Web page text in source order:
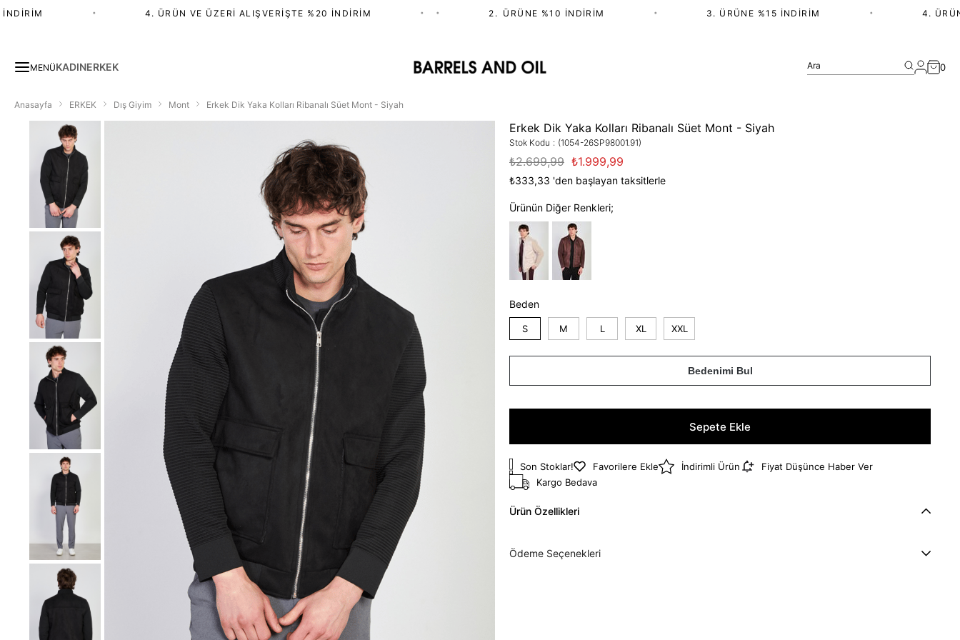
4. ÜRÜN VE ÜZERI ALIŞVERIŞTE %20 İNDIRIM • 2.⁠ ⁠ÜRÜNE %10 İNDIRIM 3. ÜRÜNE %15 İNDIRIM 4. ÜRÜN
MENÜKADINERKEK Ara 0
Anasayfa ERKEK Dış Giyim Mont Erkek Dik Yaka Kolları Ribanalı Süet Mont - Siyah
Erkek Dik Yaka Kolları Ribanalı Süet Mont - Siyah
Stok Kodu (1054-26SP98001.91)
₺2.699,99 ₺1.999,99
₺333,33 'den başlayan taksitlerle
Ürünün Diğer Renkleri;
Beden
S M L XL XXL
Bedenimi Bul
Son Stoklar! Favorilere Ekle İndirimli Ürün
Fiyat Düşünce Haber Ver
Kargo Bedava
Ürün Özellikleri
Ödeme Seçenekleri